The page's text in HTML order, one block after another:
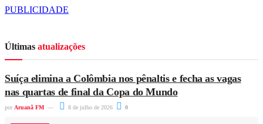
PUBLICIDADE
Últimas atualizações
Suíça elimina a Colômbia nos pênaltis e fecha as vagas
nas quartas de final da Copa do Mundo
por Aruanã FM 8 de julho de 2026 0